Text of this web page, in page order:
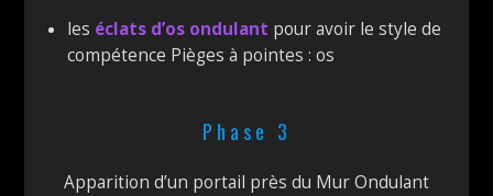
les éclats d’os ondulant pour avoir le style de
compétence Pièges à pointes : os
Phase 3
Apparition d’un portail près du Mur Ondulant